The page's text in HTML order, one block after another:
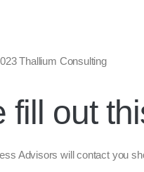
Thallium Consulting
fill out
Advisors will contact you